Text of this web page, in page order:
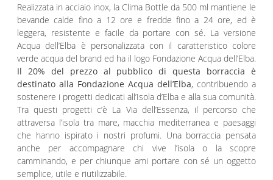
Realizzata in acciaio inox, la Clima Bottle da 500 ml mantiene le
bevande calde fino a 12 ore e fredde fino a 24 ore, ed è
leggera, resistente e facile da portare con sé. La versione
Acqua dell’Elba è personalizzata con il caratteristico colore
verde acqua del brand ed ha il logo Fondazione Acqua dell’Elba.
Il 20% del prezzo al pubblico di questa borraccia è
destinato alla Fondazione Acqua dell’Elba, contribuendo a
sostenere i progetti dedicati all’Isola d’Elba e alla sua comunità.
Tra questi progetti c’è La Via dell’Essenza, il percorso che
attraversa l’isola tra mare, macchia mediterranea e paesaggi
che hanno ispirato i nostri profumi. Una borraccia pensata
anche per accompagnare chi vive l’isola o la scopre
camminando, e per chiunque ami portare con sé un oggetto
semplice, utile e riutilizzabile.